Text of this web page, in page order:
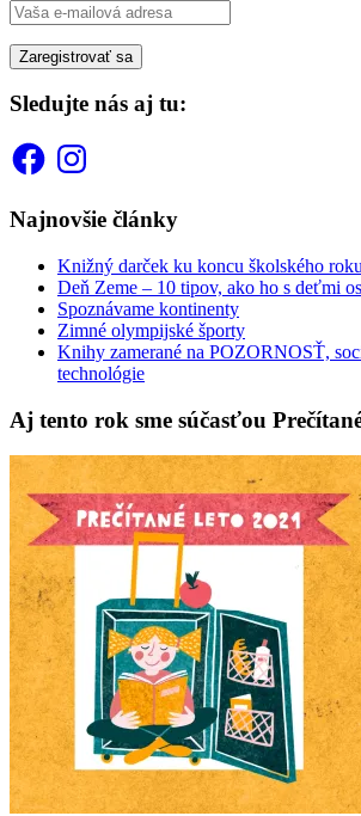
Sledujte nás aj tu:
FacebookInstagram
Najnovšie články
Knižný darček ku koncu školského roku
Deň Zeme – 10 tipov, ako ho s deťmi
Spoznávame kontinenty
Zimné olympijské športy
Knihy zamerané na POZORNOSŤ,
technológie
Aj tento rok sme súčasťou